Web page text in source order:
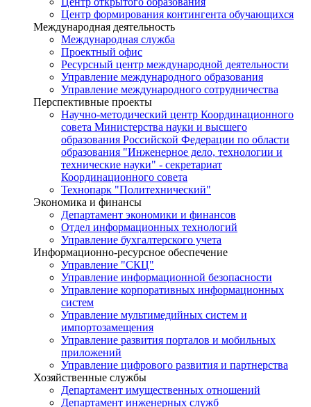
Центр формирования контингента обучающихся
Международная деятельность
Международная служба
Проектный офис
Ресурсный центр международной деятельности
Управление международного образования
Управление международного сотрудничества
Перспективные проекты
Научно-методический центр Координационного
совета Министерства науки и высшего
образования Российской Федерации по области
образования "Инженерное дело, технологии и
технические науки" - секретариат
Координационного совета
Технопарк "Политехнический"
Экономика и финансы
Департамент экономики и финансов
Отдел информационных технологий
Управление бухгалтерского учета
Информационно-ресурсное обеспечение
Управление "СКЦ"
Управление информационной безопасности
Управление корпоративных информационных
систем
Управление мультимедийных систем и
импортозамещения
Управление развития порталов и мобильных
приложений
Управление цифрового развития и партнерства
Хозяйственные службы
Департамент имущественных отношений
Департамент инженерных служб